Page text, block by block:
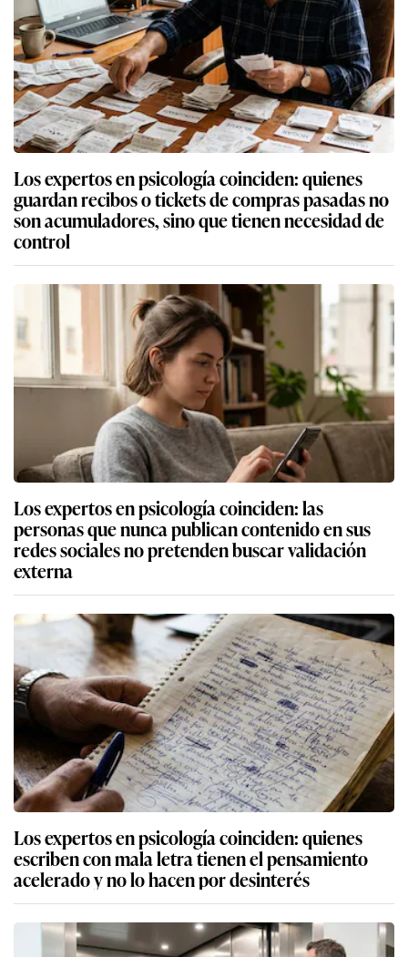
Los expertos en psicología coinciden: quienes
guardan recibos o tickets de compras pasadas no
son acumuladores, sino que tienen necesidad de
control
Los expertos en psicología coinciden: las
personas que nunca publican contenido en sus
redes sociales no pretenden buscar validación
externa
Los expertos en psicología coinciden: quienes
escriben con mala letra tienen el pensamiento
acelerado y no lo hacen por desinterés